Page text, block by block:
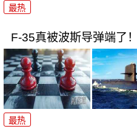
最热
F-35真被波斯导弹端了
最热